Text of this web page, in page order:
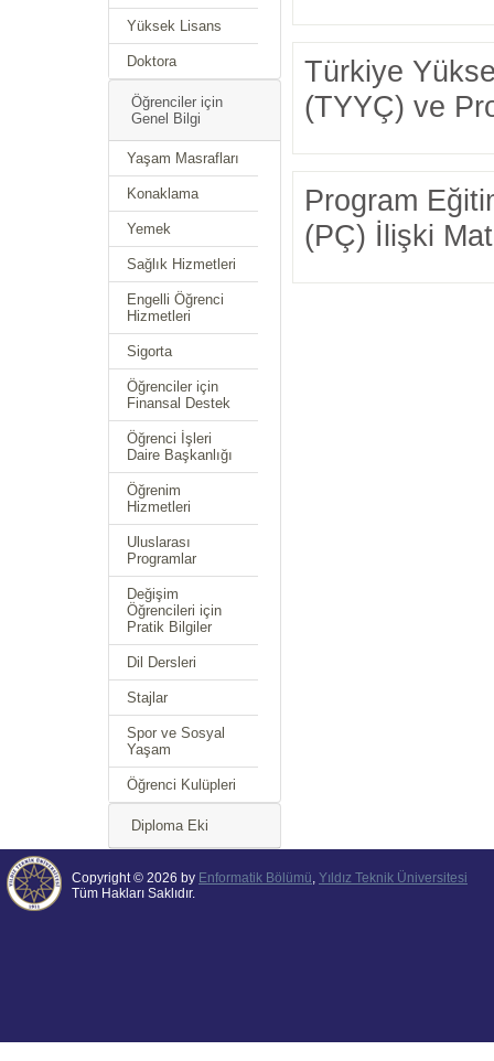
Yüksek Lisans
Doktora
Öğrenciler için
Genel Bilgi
Yaşam Masrafları
Konaklama
Yemek
Sağlık Hizmetleri
Engelli Öğrenci
Hizmetleri
Sigorta
Öğrenciler için
Finansal Destek
Öğrenci İşleri
Daire Başkanlığı
Öğrenim
Hizmetleri
Uluslarası
Programlar
Değişim
Öğrencileri için
Pratik Bilgiler
Dil Dersleri
Stajlar
Spor ve Sosyal
Yaşam
Öğrenci Kulüpleri
Diploma Eki
Türkiye
(TYYÇ) ve
Program
(PÇ) İlişki
Copyright © 2026 by Enformatik Bölümü, Yıldız Teknik Üniversitesi
Tüm Hakları Saklıdır.